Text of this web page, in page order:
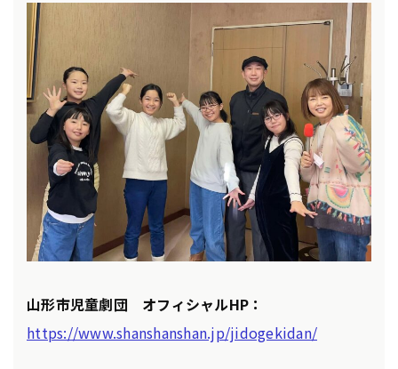
山形市児童劇団 オフィシャルHP：
https://www.shanshanshan.jp/jidogekidan/